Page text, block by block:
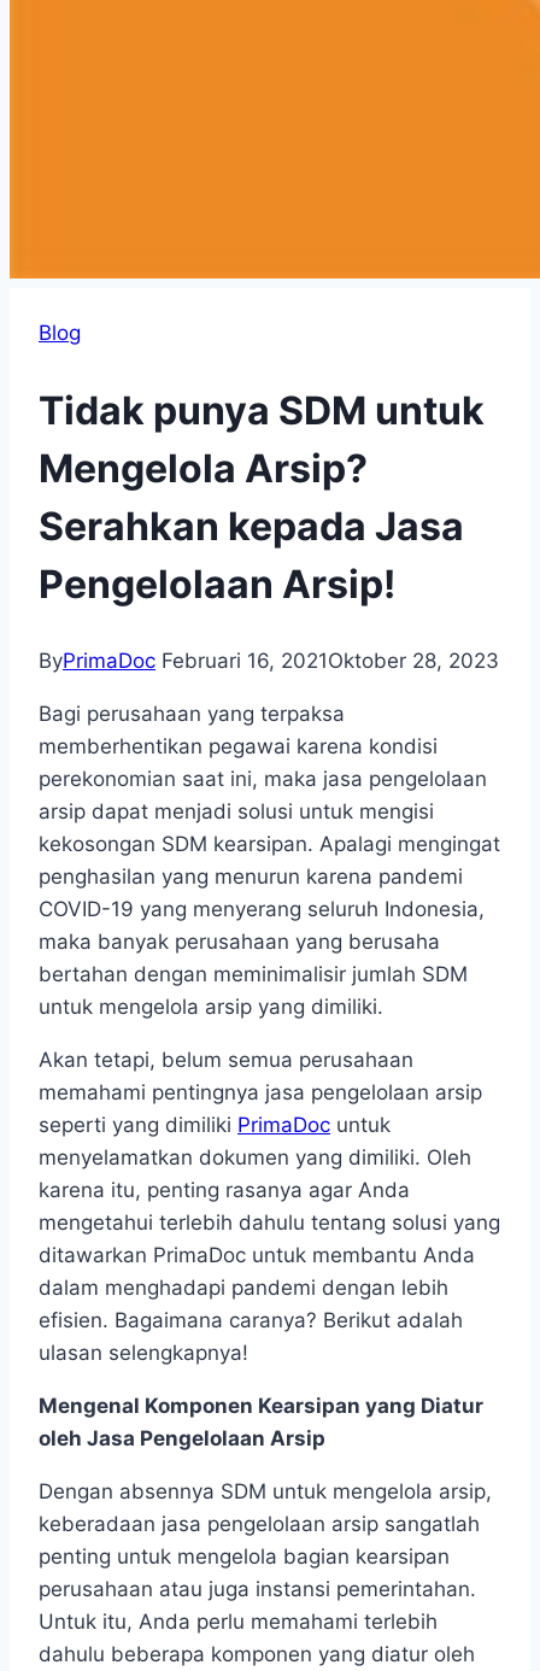
Blog
Tidak punya SDM untuk
Mengelola Arsip?
Serahkan kepada Jasa
Pengelolaan Arsip!
ByPrimaDoc Februari 16, 2021Oktober 28, 2023
Bagi perusahaan yang terpaksa
memberhentikan pegawai karena kondisi
perekonomian saat ini, maka jasa pengelolaan
arsip dapat menjadi solusi untuk mengisi
kekosongan SDM kearsipan. Apalagi mengingat
penghasilan yang menurun karena pandemi
COVID-19 yang menyerang seluruh Indonesia,
maka banyak perusahaan yang berusaha
bertahan dengan meminimalisir jumlah SDM
untuk mengelola arsip yang dimiliki.
Akan tetapi, belum semua perusahaan
memahami pentingnya jasa pengelolaan arsip
seperti yang dimiliki PrimaDoc untuk
menyelamatkan dokumen yang dimiliki. Oleh
karena itu, penting rasanya agar Anda
mengetahui terlebih dahulu tentang solusi yang
ditawarkan PrimaDoc untuk membantu Anda
dalam menghadapi pandemi dengan lebih
efisien. Bagaimana caranya? Berikut adalah
ulasan selengkapnya!
Mengenal Komponen Kearsipan yang Diatur
oleh Jasa Pengelolaan Arsip
Dengan absennya SDM untuk mengelola arsip,
keberadaan jasa pengelolaan arsip sangatlah
penting untuk mengelola bagian kearsipan
perusahaan atau juga instansi pemerintahan.
Untuk itu, Anda perlu memahami terlebih
dahulu beberapa komponen yang diatur oleh